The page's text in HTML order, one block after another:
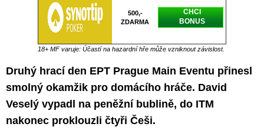
500,-
ZDARMA
CHCI
BONUS
18+ MF varuje: Účastí na hazardní hře může vzniknout závislost.
Druhý hrací den EPT Prague Main Eventu přinesl
smolný okamžik pro domácího hráče. David
Veselý vypadl na peněžní bublině, do ITM
nakonec proklouzli čtyři Češi.